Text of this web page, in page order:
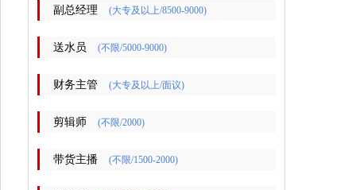
副总经理 (大专及以上/8500-9000)
送水员 (不限/5000-9000)
财务主管 (大专及以上/面议)
剪辑师 (不限/2000)
带货主播 (不限/1500-2000)